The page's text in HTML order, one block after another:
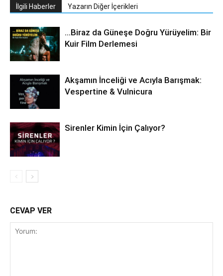
İlgili Haberler Yazarın Diğer İçerikleri
…Biraz da Güneşe Doğru Yürüyelim: Bir
Kuir Film Derlemesi
Akşamın İnceliği ve Acıyla Barışmak:
Vespertine & Vulnicura
Sirenler Kimin İçin Çalıyor?
CEVAP VER